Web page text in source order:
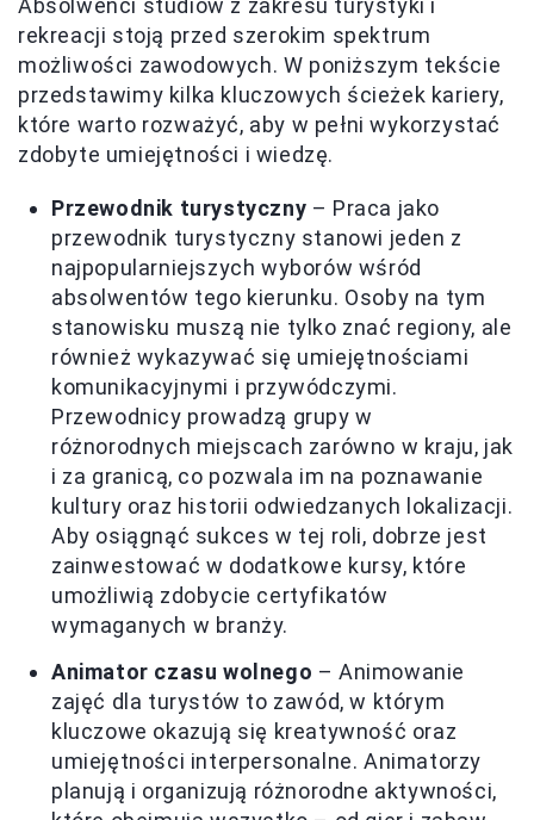
Absolwenci studiów z zakresu turystyki i
rekreacji stoją przed szerokim spektrum
możliwości zawodowych. W poniższym tekście
przedstawimy kilka kluczowych ścieżek kariery,
które warto rozważyć, aby w pełni wykorzystać
zdobyte umiejętności i wiedzę.
Przewodnik turystyczny – Praca jako
przewodnik turystyczny stanowi jeden z
najpopularniejszych wyborów wśród
absolwentów tego kierunku. Osoby na tym
stanowisku muszą nie tylko znać regiony, ale
również wykazywać się umiejętnościami
komunikacyjnymi i przywódczymi.
Przewodnicy prowadzą grupy w
różnorodnych miejscach zarówno w kraju, jak
i za granicą, co pozwala im na poznawanie
kultury oraz historii odwiedzanych lokalizacji.
Aby osiągnąć sukces w tej roli, dobrze jest
zainwestować w dodatkowe kursy, które
umożliwią zdobycie certyfikatów
wymaganych w branży.
Animator czasu wolnego – Animowanie
zajęć dla turystów to zawód, w którym
kluczowe okazują się kreatywność oraz
umiejętności interpersonalne. Animatorzy
planują i organizują różnorodne aktywności,